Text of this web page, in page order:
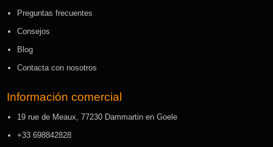
Preguntas frecuentes
Consejos
Blog
Contacta con nosotros
Información comercial
19 rue de Meaux, 77230 Dammartin en Goele
+33 698842828